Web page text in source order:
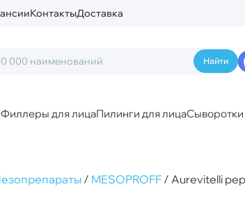
КонтактыДоставка
Филлеры для лицаПилинги для лицаСыворотки
/ MESOPROFF / Aurevitelli